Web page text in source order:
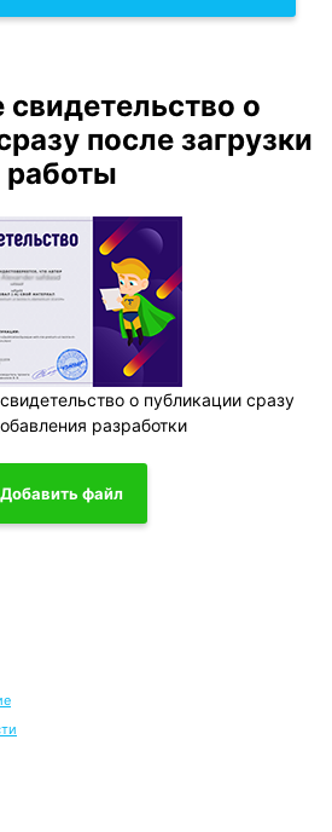
свидетельство о
после загрузки
работы
о публикации сразу
разработки
Добавить файл